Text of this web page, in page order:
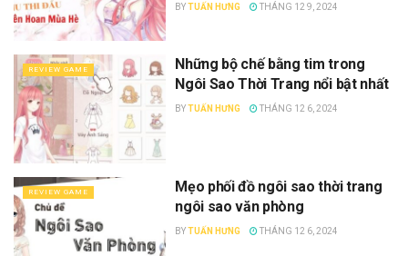
BYTUẤN HƯNG THÁNG 12 9, 2024
REVIEW GAME
Những bộ chế bằng tim trong
Ngôi Sao Thời Trang nổi bật nhất
BYTUẤN HƯNG THÁNG 12 6, 2024
REVIEW GAME
Mẹo phối đồ ngôi sao thời trang
ngôi sao văn phòng
BYTUẤN HƯNG THÁNG 12 6, 2024